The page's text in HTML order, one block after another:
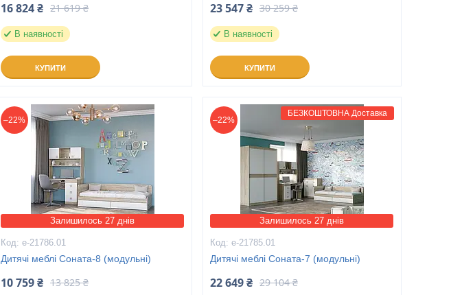
16 824 ₴ 21 619 ₴
В наявності
КУПИТИ
23 547 ₴ 30 259 ₴
В наявності
КУПИТИ
–22%
Залишилось 27 днів
е-21786.01
Дитячі меблі Соната-8 (модульні)
10 759 ₴ 13 825 ₴
БЕЗКОШТОВНА Доставка
–22%
Залишилось 27 днів
е-21785.01
Дитячі меблі Соната-7 (модульні)
22 649 ₴ 29 104 ₴